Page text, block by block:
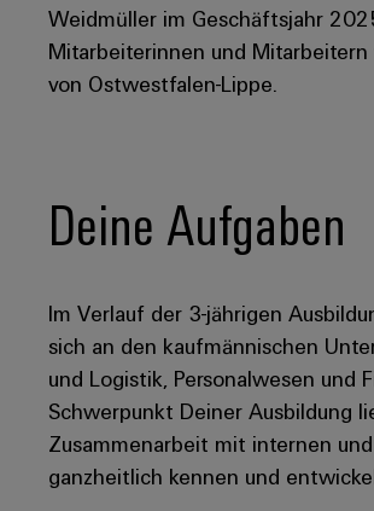
Weidmüller im Geschäftsjahr
Mitarbeiterinnen und
von Ostwestfalen-Lippe.
Deine Aufgaben
Im Verlauf der 3-jährigen
sich an den kaufmännischen
und Logistik, Personalwesen und
Schwerpunkt Deiner Ausbildung
Zusammenarbeit mit internen
ganzheitlich kennen und